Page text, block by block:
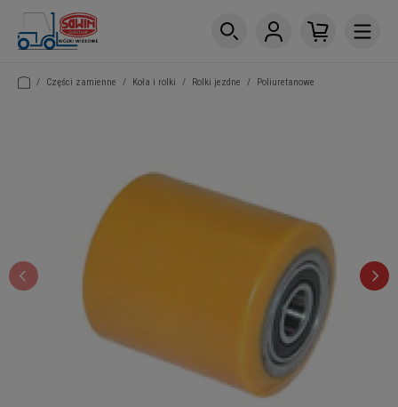
/ Części zamienne / Koła i rolki / Rolki jezdne / Poliuretanowe